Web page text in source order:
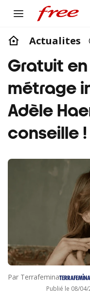
Actualites
Gratuit
métrage
Adèle
conseille !
Par Terrafemina
Publié le 08/04/